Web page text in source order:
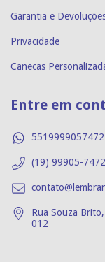
Garantia e
Privacidade
Canecas
Entre em
5519999057472
(19) 99905-
Rua Souza
012